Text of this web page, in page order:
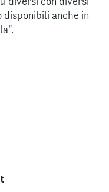
disponibili anche in